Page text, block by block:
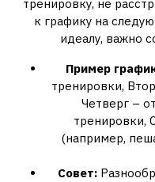
тренировку, не
к графику на
идеалу, важно
Пример
тренировки,
Четверг –
тренировки,
(например,
Совет: